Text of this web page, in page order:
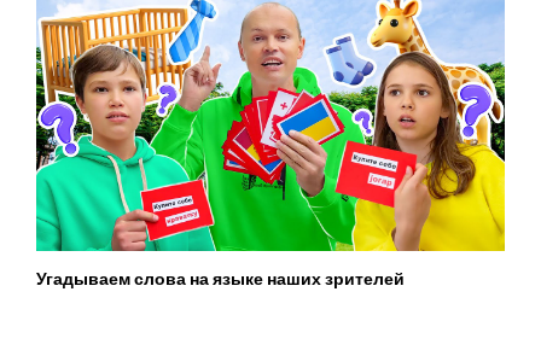
Угадываем слова на языке наших зрителей